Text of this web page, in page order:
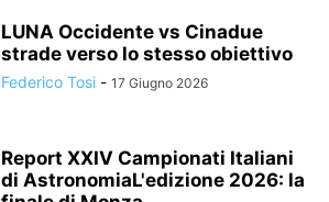
LUNA Occidente vs Cinadue
strade verso lo stesso obiettivo
Federico Tosi - 17 Giugno 2026
Report XXIV Campionati Italiani
di AstronomiaL'edizione 2026: la